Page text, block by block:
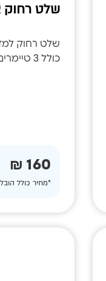
שלט
שלט רחוק
כולל 3 טיימרים, כולל סוויג ימינה ושמאלה.
160 ₪
*מחיר כולל